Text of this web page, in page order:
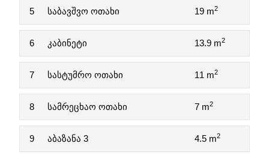
5 საბავშვო ოთახი 19 m2
6 კაბინეტი 13.9 m2
7 სასტუმრო ოთახი 11 m2
8 სამრეცხაო ოთახი 7 m2
9 აბაზანა 3 4.5 m2